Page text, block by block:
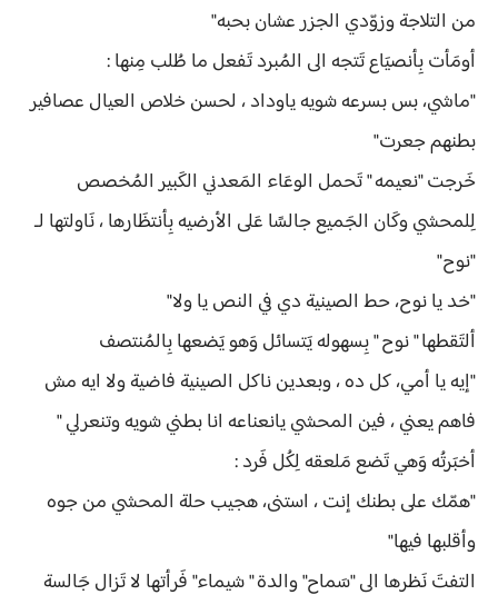
من التلاجة وزوّدي الجزر عشان بحبه"
أومَأت بِأنصيَاع تَتجه الى المُبرد تَفعل ما طُلب مِنها :
"ماشي، بس بسرعه شويه ياوداد ، لحسن خلاص العيال عصافير
بطنهم جعرت"
خَرجت "نعيمه " تَحمل الوعَاء المَعدني الكَبير المُخصص
لِلمحشي وكَان الجَميع جالسًا عَلى الأرضيه بِأنتظَارها ، نَاولتها لـ
"نوح"
"خد يا نوح، حط الصينية دي في النص يا ولا"
ألتَقطها " نوح " بِسهوله يَتسائل وَهو يَضعها بِالمُنتصف
"إيه يا أمي، كل ده ، وبعدين ناكل الصينية فاضية ولا ايه مش
فاهم يعني ، فين المحشي يانعناعه انا بطني شويه وتنعرلي "
أخبَرتُه وَهي تَضع مَلعقه لِكُل فَرد :
"همّك على بطنك إنت ، استنى، هجيب حلة المحشي من جوه
وأقلبها فيها"
التفتَ نَظرها الى "سَماح" والدة " شيماء" فَرأتها لا تَزال جَالسة